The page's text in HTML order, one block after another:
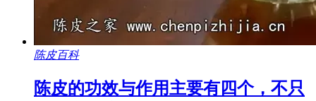
陈皮百科
陈皮的功效与作用主要有四个，不只